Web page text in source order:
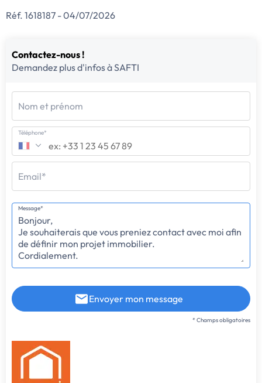
Réf. 1618187 - 04/07/2026
Contactez-nous !
Demandez plus d'infos à SAFTI
Nom et prénom
Téléphone*
Email*
Message*
Envoyer mon message
* Champs obligatoires